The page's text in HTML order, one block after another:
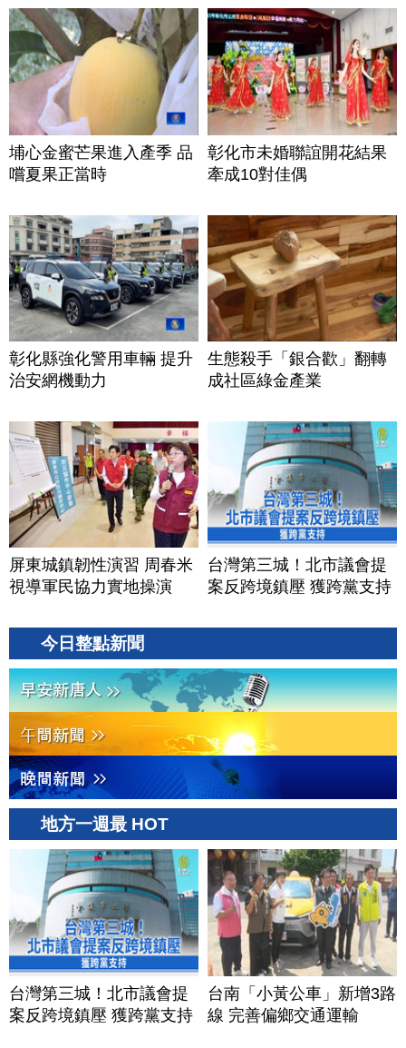
埔心金蜜芒果進入產季 品
嚐夏果正當時
彰化市未婚聯誼開花結果
牽成10對佳偶
彰化縣強化警用車輛 提升
治安網機動力
生態殺手「銀合歡」翻轉
成社區綠金產業
屏東城鎮韌性演習 周春米
視導軍民協力實地操演
台灣第三城！北市議會提
案反跨境鎮壓 獲跨黨支持
今日整點新聞
地方一週最 HOT
台灣第三城！北市議會提
案反跨境鎮壓 獲跨黨支持
台南「小黃公車」新增3路
線 完善偏鄉交通運輸